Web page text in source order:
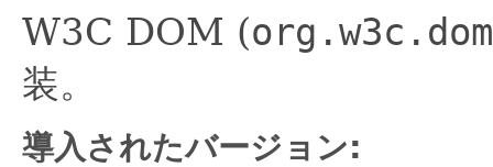
W3C DOM (org.w3c.dom
装。
導入されたバージョン: